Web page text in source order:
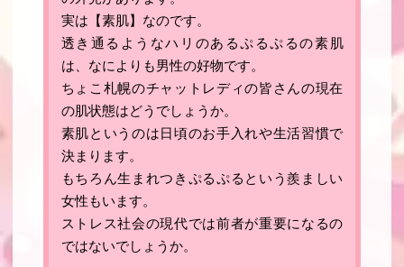
実は【素肌】なのです。
透き通るようなハリのあるぷるぷるの素肌
は、なによりも男性の好物です。
ちょこ札幌のチャットレディの皆さんの現在
の肌状態はどうでしょうか。
素肌というのは日頃のお手入れや生活習慣で
決まります。
もちろん生まれつきぷるぷるという羨ましい
女性もいます。
ストレス社会の現代では前者が重要になるの
ではないでしょうか。